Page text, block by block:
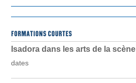
Isadora dans les arts de la scène
dates